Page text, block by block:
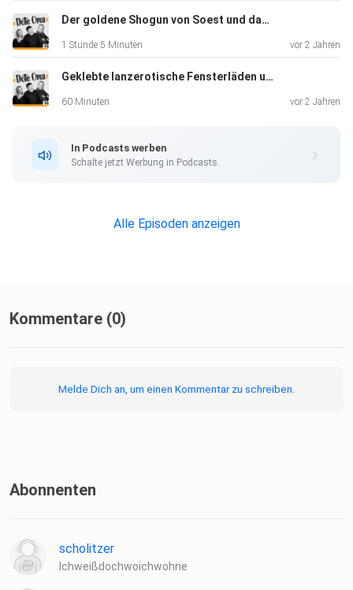
Der goldene Shogun von Soest und das Wunder der KI-Bauleuchte (Eigentor-Edition)
1 Stunde 5 Minuten vor 2 Jahren
Geklebte lanzerotische Fensterläden und rote DDR-Bullen mit Ball
60 Minuten vor 2 Jahren
In Podcasts werben
Schalte jetzt Werbung in Podcasts.
Alle Episoden anzeigen
Kommentare (0)
Melde Dich an, um einen Kommentar zu schreiben.
Abonnenten
scholitzer
Ichweißdochwoichwohne